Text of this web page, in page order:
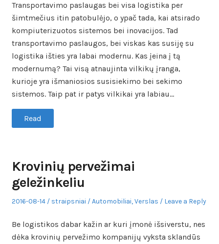
Transportavimo paslaugas bei visa logistika per
šimtmečius itin patobulėjo, o ypač tada, kai atsirado
kompiuterizuotos sistemos bei inovacijos. Tad
transportavimo paslaugos, bei viskas kas susiję su
logistika išties yra labai modernu. Kas įeina į tą
modernumą? Tai visą atnaujinta vilkikų įranga,
kurioje yra išmaniosios susisiekimo bei sekimo
sistemos. Taip pat ir patys vilkikai yra labiau…
Read
Krovinių pervežimai
geležinkeliu
Posted
2016-08-14 Author
straipsniai
Posted
Automobiliai,Verslas Leave a Reply
Be logistikos dabar kažin ar kuri įmonė išsiverstu, nes
dėka krovinių pervežimo kompanijų vyksta sklandūs